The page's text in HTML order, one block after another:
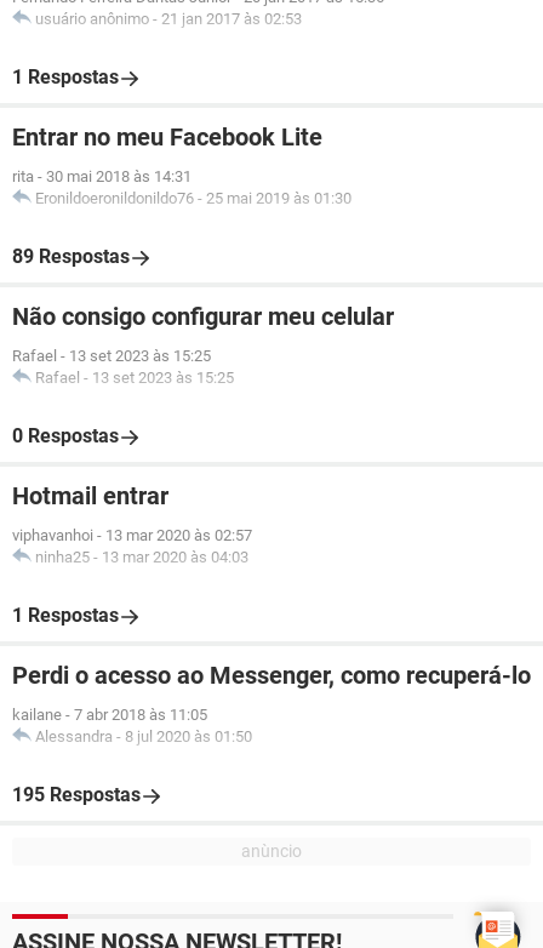
usuário anônimo - 21 jan 2017 às 02:53
1 Respostas
Entrar no meu Facebook Lite
rita - 30 mai 2018 às 14:31
Eronildoeronildonildo76 - 25 mai 2019 às 01:30
89 Respostas
Não consigo configurar meu celular
Rafael - 13 set 2023 às 15:25
Rafael - 13 set 2023 às 15:25
0 Respostas
Hotmail entrar
viphavanhoi - 13 mar 2020 às 02:57
ninha25 - 13 mar 2020 às 04:03
1 Respostas
Perdi o acesso ao Messenger, como recuperá-lo
kailane - 7 abr 2018 às 11:05
Alessandra - 8 jul 2020 às 01:50
195 Respostas
ASSINE NOSSA NEWSLETTER!